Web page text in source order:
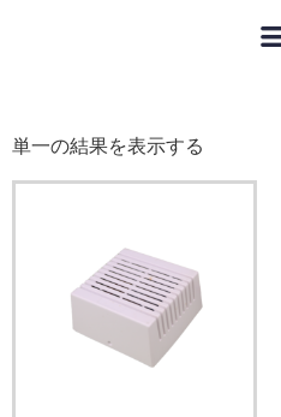
単一の結果を表示する